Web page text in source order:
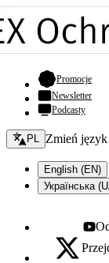
Promocje-
Newsletter
Podcasty
Zmień język -
PL Zmień
English (EN)
Українська
X - otwiera